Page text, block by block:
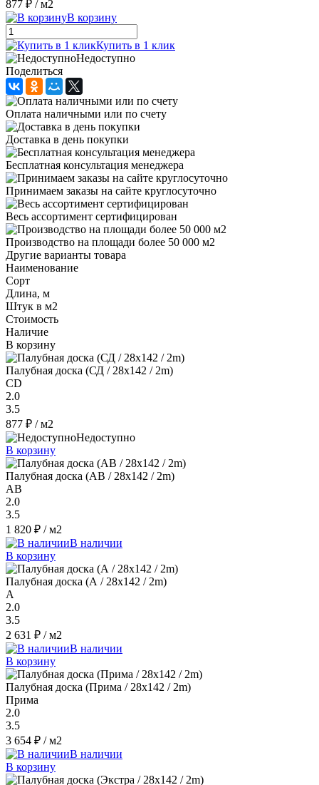
877 ₽ / м2
В корзину
Купить в 1 клик
Недоступно
Поделиться
Оплата наличными или по счету
Доставка в день покупки
Бесплатная консультация менеджера
Принимаем заказы на сайте круглосуточно
Весь ассортимент сертифицирован
Производство на площади более 50 000 м2
Другие варианты товара
Наименование
Сорт
Длина, м
Штук в м2
Стоимость
Наличие
В корзину
Палубная доска (СД / 28x142 / 2m)
CD
2.0
3.5
877 ₽ / м2
Недоступно
В корзину
Палубная доска (AB / 28x142 / 2m)
AB
2.0
3.5
1 820 ₽ / м2
В наличии
В корзину
Палубная доска (А / 28x142 / 2m)
A
2.0
3.5
2 631 ₽ / м2
В наличии
В корзину
Палубная доска (Прима / 28x142 / 2m)
Прима
2.0
3.5
3 654 ₽ / м2
В наличии
В корзину